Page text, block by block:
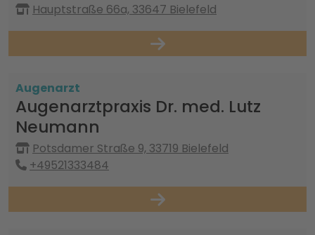
Hauptstraße 66a, 33647 Bielefeld
Augenarzt
Augenarztpraxis Dr. med. Lutz
Neumann
Potsdamer Straße 9, 33719 Bielefeld
+49521333484